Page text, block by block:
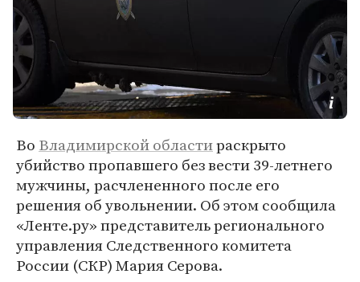
Во Владимирской областираскрыто
убийство пропавшего без вести 39-летнего
мужчины, расчлененного после его
решения об увольнении. Об этом сообщила
«Ленте.ру» представитель регионального
управления Следственного комитета
России (СКР) Мария Серова.